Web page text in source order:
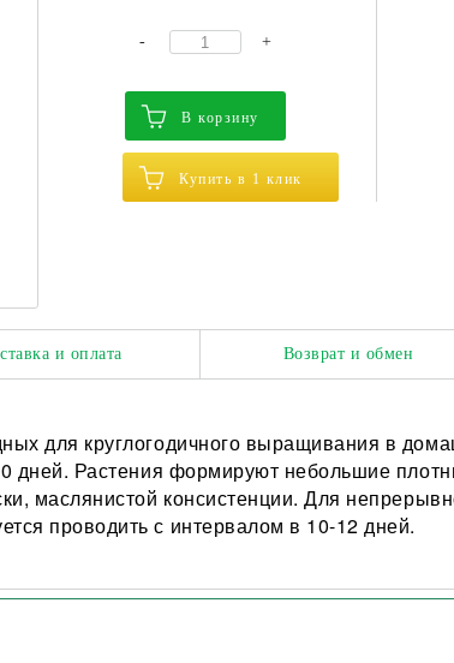
- +
В корзину
Купить в 1 клик
и оплата Возврат и обмен
для круглогодичного выращивания в
дней. Растения формируют небольшие
маслянистой консистенции. Для
проводить с интервалом в 10-12 дней.